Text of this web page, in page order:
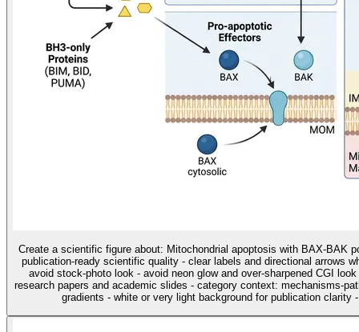
Create a scientific figure about: Mitochondrial apoptosis with BAX-BAK
publication-ready scientific quality - clear labels and directional arrows
avoid stock-photo look - avoid neon glow and over-sharpened CGI
research papers and academic slides - category context: mechanisms-
gradients - white or very light background for publication